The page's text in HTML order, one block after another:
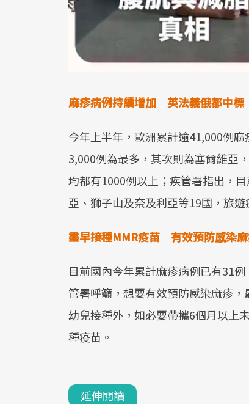
麻疹病例持續增加 英法義俄都中標
今年上半年，歐洲累計逾41,000例
3,000例為最多，其次則為塞爾維亞
均都有1000例以上；疾管署指出，
亞、獅子山及奈及利亞等19國，旅
盡早接種MMR疫苗 有效預防感染
目前國內今年累計麻疹病例已有31
管署呼籲，想要有效預防感染麻疹
幼兒接種外，如必要帶攜6個月以上
種疫苗。
延伸閱讀